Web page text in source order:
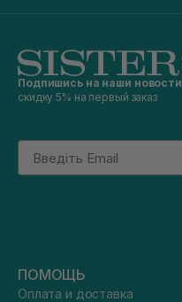
Подпишись на наши новости
скидку 5% на первый заказ
Email
ПОМОЩЬ
Оплата и доставка